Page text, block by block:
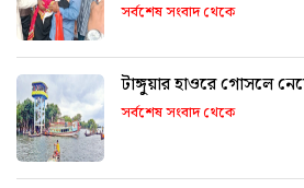
সর্বশেষ সংবাদ থেকে
টাঙ্গুয়ার হাওরে গোসলে
সর্বশেষ সংবাদ থেকে